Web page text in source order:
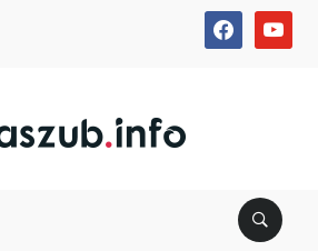
facebookyoutube